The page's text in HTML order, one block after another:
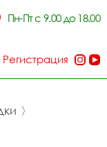
Пн-Пт с 9.00 до 18.00
Регистрация
〉